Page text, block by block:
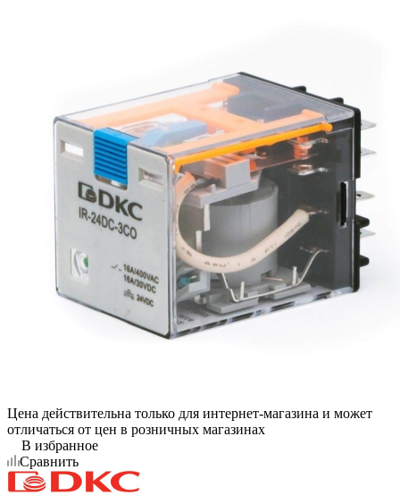
Цена действительна только для интернет-магазина и может
отличаться от цен в розничных магазинах
В избранное
Сравнить